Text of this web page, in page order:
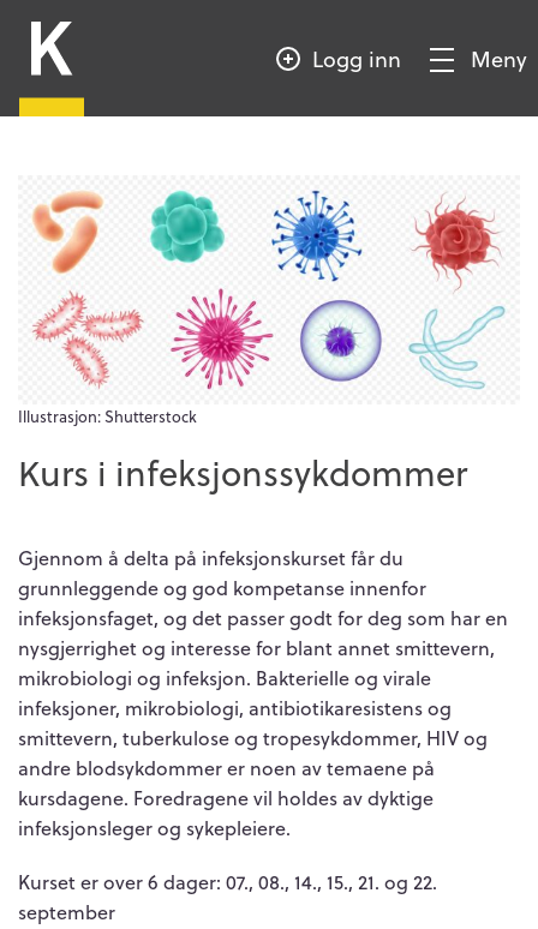
HOVEDINNHOLD
KompetansebroenLogg inn
Vis/SkjulMeny
Illustrasjon: Shutterstock
Kurs i infeksjonssykdommer
Gjennom å delta på infeksjonskurset får du
grunnleggende og god kompetanse innenfor
infeksjonsfaget, og det passer godt for deg som har en
nysgjerrighet og interesse for blant annet smittevern,
mikrobiologi og infeksjon. Bakterielle og virale
infeksjoner, mikrobiologi, antibiotikaresistens og
smittevern, tuberkulose og tropesykdommer, HIV og
andre blodsykdommer er noen av temaene på
kursdagene. Foredragene vil holdes av dyktige
infeksjonsleger og sykepleiere.
Kurset er over 6 dager: 07., 08., 14., 15., 21. og 22.
september